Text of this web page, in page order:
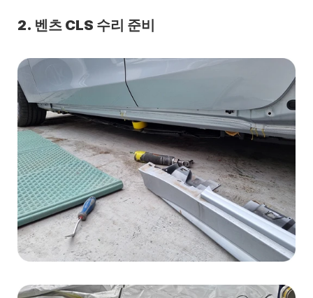
2. 벤츠 CLS 수리 준비